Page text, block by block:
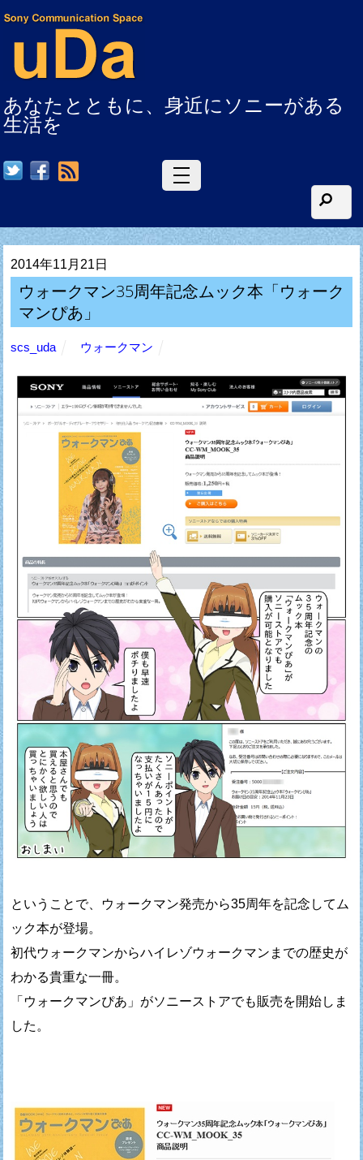
あなたとともに、身近にソニーがある
生活を
2014年11月21日
ウォークマン35周年記念ムック本「ウォーク
マンぴあ」
scs_uda ウォークマン
ということで、ウォークマン発売から35周年を記念してム
ック本が登場。
初代ウォークマンからハイレゾウォークマンまでの歴史が
わかる貴重な一冊。
「ウォークマンぴあ」がソニーストアでも販売を開始しま
した。